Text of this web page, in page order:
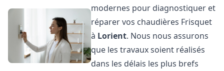
modernes pour diagnostiquer et
réparer vos chaudières Frisquet
à Lorient. Nous nous assurons
que les travaux soient réalisés
dans les délais les plus brefs